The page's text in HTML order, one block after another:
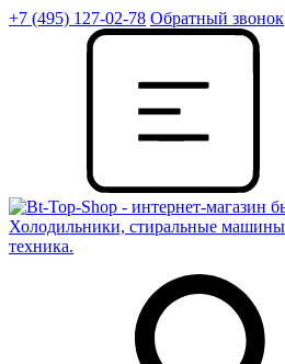
+7 (495) 127-02-78 Обратный звонок